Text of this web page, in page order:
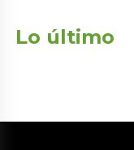
Lo último